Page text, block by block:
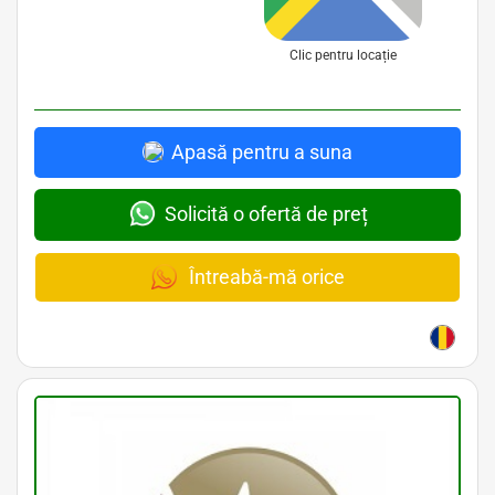
Clic pentru locație
Apasă pentru a suna
Solicită o ofertă de preț
Întreabă-mă orice